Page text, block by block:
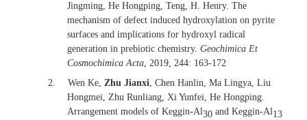
Jingming, He Hongping, Teng, H. Henry. The
mechanism of defect induced hydroxylation on pyrite
surfaces and implications for hydroxyl radical
generation in prebiotic chemistry. Geochimica Et
Cosmochimica Acta, 2019, 244: 163-172
2.
Wen Ke, Zhu Jianxi, Chen Hanlin, Ma Lingya, Liu
Hongmei, Zhu Runliang, Xi Yunfei, He Hongping.
Arrangement models of Keggin-Al30 and Keggin-Al13